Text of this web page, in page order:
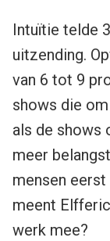
Intuïtie telde
uitzending.
van 6 tot 9
shows die
als de shows
meer
mensen eerst
meent
werk mee?